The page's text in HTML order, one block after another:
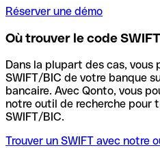
Réserver une démo
Où trouver le code
Dans la plupart des cas, vous
SWIFT/BIC de votre banque
bancaire. Avec Qonto, vous
notre outil de recherche pour
SWIFT/BIC.
Trouver un SWIFT avec notre